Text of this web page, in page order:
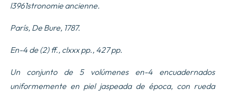
l3961stronomie ancienne.
París, De Bure, 1787.
En-4 de (2) ff., clxxx pp., 427 pp.
Un conjunto de 5 volúmenes en-4 encuadernados
uniformemente en piel jaspeada de época, con rueda